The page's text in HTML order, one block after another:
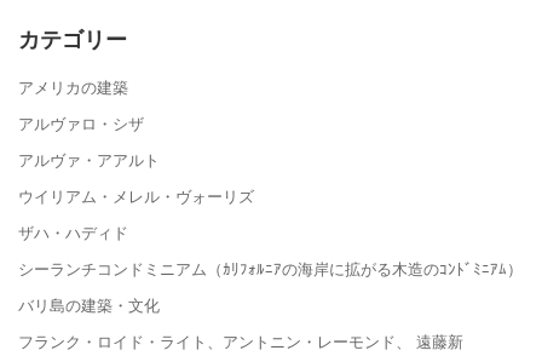
カテゴリー
アメリカの建築
アルヴァロ・シザ
アルヴァ・アアルト
ウイリアム・メレル・ヴォーリズ
ザハ・ハディド
シーランチコンドミニアム（ｶﾘﾌｫﾙﾆｱの海岸に拡がる木造のｺﾝﾄﾞﾐﾆｱﾑ）
バリ島の建築・文化
フランク・ロイド・ライト、アントニン・レーモンド、 遠藤新